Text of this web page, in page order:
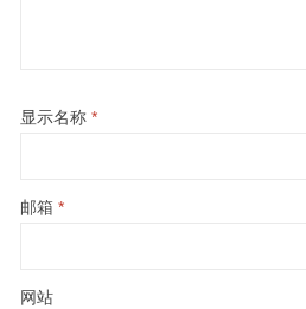
显示名称 *
邮箱 *
网站